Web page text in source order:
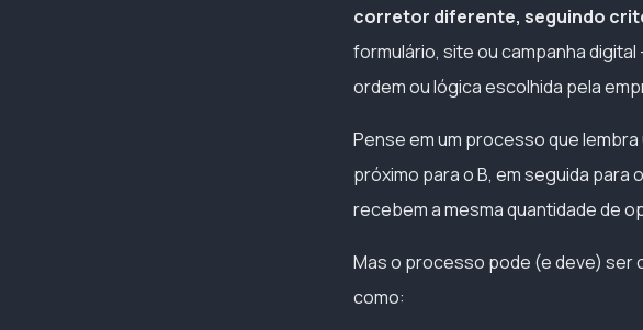
corretor diferente, seguindo
formulário, site ou campanha
ordem ou lógica escolhida pela
Pense em um processo que
próximo para o B, em seguida
recebem a mesma quantidade de
Mas o processo pode (e deve)
como: